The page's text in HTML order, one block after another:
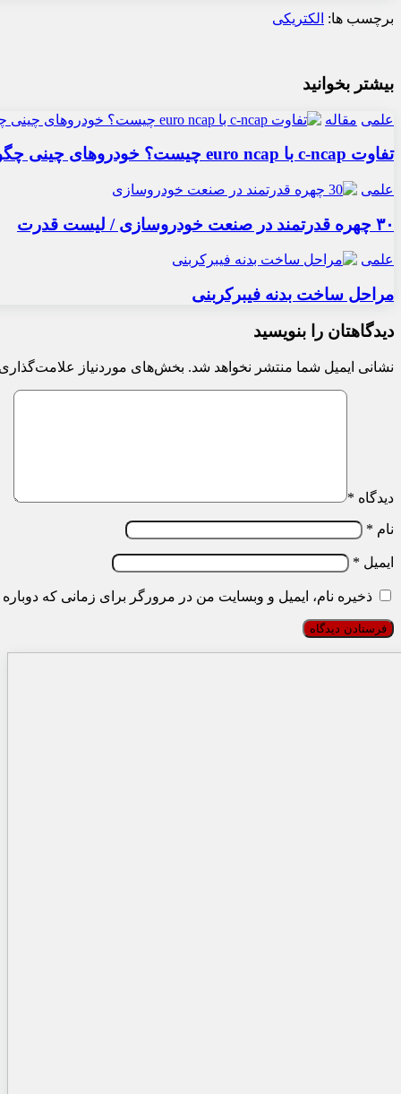
برچسب ها: الکتریکی
بیشتر بخوانید
علمی مقاله
تفاوت c-ncap با euro ncap چیست؟ خودروهای چینی چگونه تست ایمنی می شوند؟
علمی
۳۰ چهره قدرتمند در صنعت خودروسازی / لیست قدرت
علمی
مراحل ساخت بدنه فیبرکربنی
دیدگاهتان را بنویسید
نشانی ایمیل شما منتشر نخواهد شد. بخش‌های موردنیاز
دیدگاه *
نام *
ایمیل *
ذخیره نام، ایمیل و وبسایت من در مرورگر برای زمانی که